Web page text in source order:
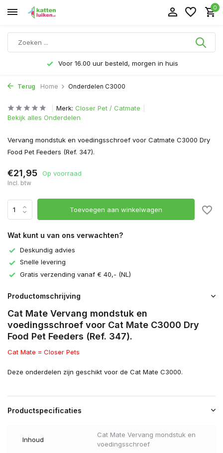
0
Voor 16.00 uur besteld, morgen in huis
Terug Home Onderdelen C3000
Merk: Closer Pet / Catmate
Bekijk alles Onderdelen
Vervang mondstuk en voedingsschroef voor Catmate C3000 Dry
Food Pet Feeders (Ref. 347).
€21,95 Op voorraad
Incl. btw
Toevoegen aan winkelwagen
Wat kunt u van ons verwachten?
Deskundig advies
Snelle levering
Gratis verzending vanaf € 40,- (NL)
Productomschrijving
Cat Mate Vervang mondstuk en
voedingsschroef voor Cat Mate C3000 Dry
Food Pet Feeders (Ref. 347).
Cat Mate = Closer Pets
Deze onderdelen zijn geschikt voor de Cat Mate C3000.
Productspecificaties
Inhoud
Cat Mate Vervang mondstuk en
voedingsschroef